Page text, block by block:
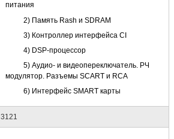
питания
2) Память Rash и SDRAM
3) Контроллер интерфейса CI
4) DSP-процессор
5) Аудио- и видеопереключатель. РЧ
модулятор. Разъемы SCART и RCA
6) Интерфейс SMART карты
3121